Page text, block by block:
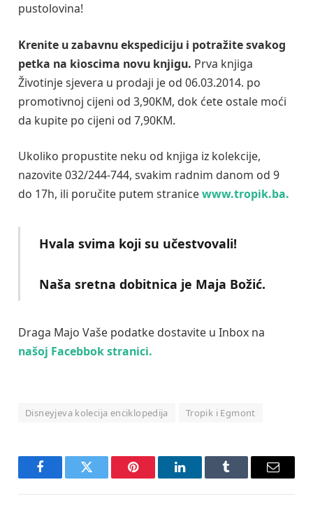
pustolovina!
Krenite u zabavnu ekspediciju i potražite svakog
petka na kioscima novu knjigu. Prva knjiga
Životinje sjevera u prodaji je od 06.03.2014. po
promotivnoj cijeni od 3,90KM, dok ćete ostale moći
da kupite po cijeni od 7,90KM.
Ukoliko propustite neku od knjiga iz kolekcije,
nazovite 032/244-744, svakim radnim danom od 9
do 17h, ili poručite putem stranicewww.tropik.ba.
Hvala svima koji su učestvovali!
Naša sretna dobitnica je Maja Božić.
Draga Majo Vaše podatke dostavite u Inbox na
našoj Facebbok stranici.
Disneyjeva kolecija enciklopedija Tropik i Egmont
FacebookTwitter Pinterest LinkedInTumblr Email